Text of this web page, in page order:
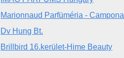
Marionnaud Parfüméria - Campona
Dv Hung Bt.
Brillbird 16.kerület-Hime Beauty